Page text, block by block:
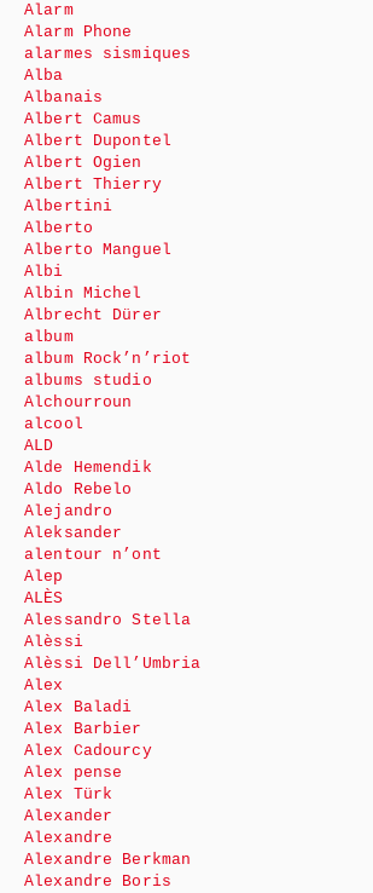
Alarm
Alarm Phone
alarmes sismiques
Alba
Albanais
Albert Camus
Albert Dupontel
Albert Ogien
Albert Thierry
Albertini
Alberto
Alberto Manguel
Albi
Albin Michel
Albrecht Dürer
album
album Rock’n’riot
albums studio
Alchourroun
alcool
ALD
Alde Hemendik
Aldo Rebelo
Alejandro
Aleksander
alentour n’ont
Alep
ALÈS
Alessandro Stella
Alèssi
Alèssi Dell’Umbria
Alex
Alex Baladi
Alex Barbier
Alex Cadourcy
Alex pense
Alex Türk
Alexander
Alexandre
Alexandre Berkman
Alexandre Boris